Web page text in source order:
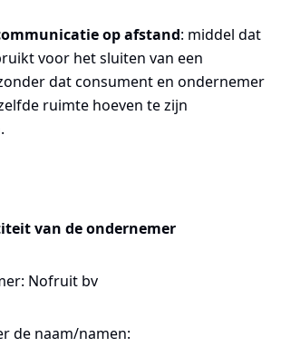
op afstand: middel dat
voor het sluiten van een
dat consument en ondernemer
ruimte hoeven te zijn
van de ondernemer
Nofruit bv
de naam/namen: